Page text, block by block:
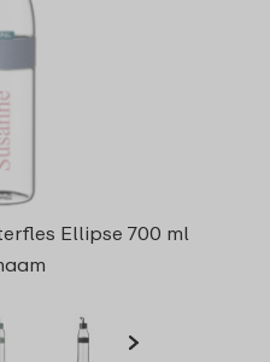
Ellipse 700 ml